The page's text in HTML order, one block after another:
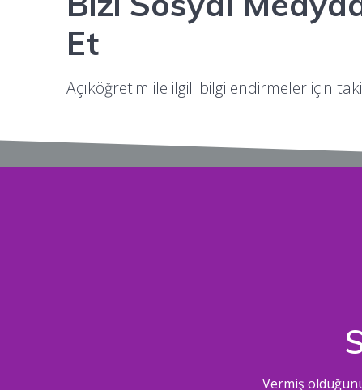
Et
Açıköğretim ile ilgili bilgilendirmeler için
Vermiş